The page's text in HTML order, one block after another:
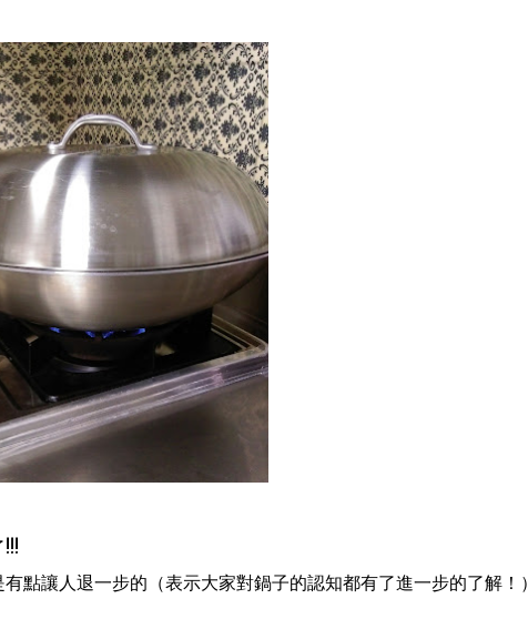
點讓人退一步的（表示大家對鍋子的認知都有了進一步的了解！）